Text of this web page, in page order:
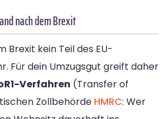
nach dem Brexit
Brexit kein Teil des EU-
Für dein Umzugsgut greift daher
Verfahren (Transfer of
Zollbehörde HMRC: Wer